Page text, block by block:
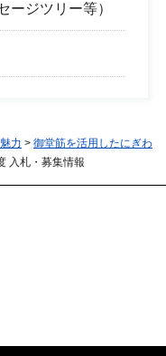
ージツリー等）
力 > 御堂筋を活用したにぎわ
入札・募集情報